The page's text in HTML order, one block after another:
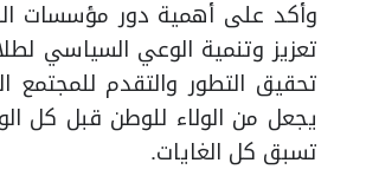
وأكد على أهمية دور مؤسسات
تعزيز وتنمية الوعي السياسي
تحقيق التطور والتقدم للمجتمع
يجعل من الولاء للوطن قبل كل
تسبق كل الغايات.